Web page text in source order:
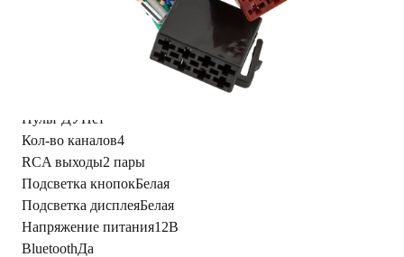
Нет
Пульт ДУ Нет
Кол-во каналов4
RCA выходы2 пары
Подсветка кнопокБелая
Подсветка дисплеяБелая
Напряжение питания12В
BluetoothДа